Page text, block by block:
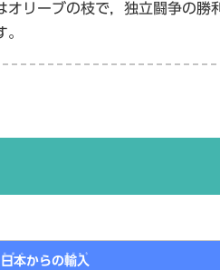
リーブの枝で，独立闘争の勝利
日本からの輸入